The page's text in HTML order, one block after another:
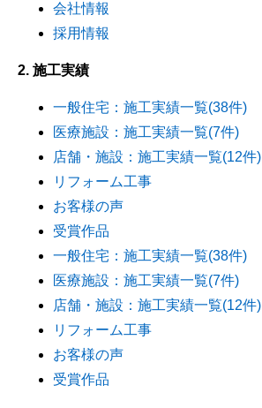
会社情報
採用情報
2. 施工実績
一般住宅：施工実績一覧(38件)
医療施設：施工実績一覧(7件)
店舗・施設：施工実績一覧(12件)
リフォーム工事
お客様の声
受賞作品
一般住宅：施工実績一覧(38件)
医療施設：施工実績一覧(7件)
店舗・施設：施工実績一覧(12件)
リフォーム工事
お客様の声
受賞作品